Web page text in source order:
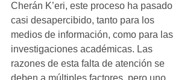
Cherán K’eri, este proceso ha pasado
casi desapercibido, tanto para los
medios de información, como para las
investigaciones académicas. Las
razones de esta falta de atención se